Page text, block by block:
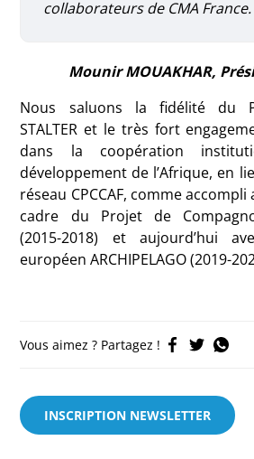
collaborateurs de CMA France.
Mounir MOUAKHAR,
Nous saluons la fidélité du
STALTER et le très fort
dans la coopération
développement de l’Afrique, en
réseau CPCCAF, comme accompli
cadre du Projet de
(2015-2018) et aujourd’hui
européen ARCHIPELAGO (2019-
Vous aimez ? Partagez !
INSCRIPTION NEWSLETTER